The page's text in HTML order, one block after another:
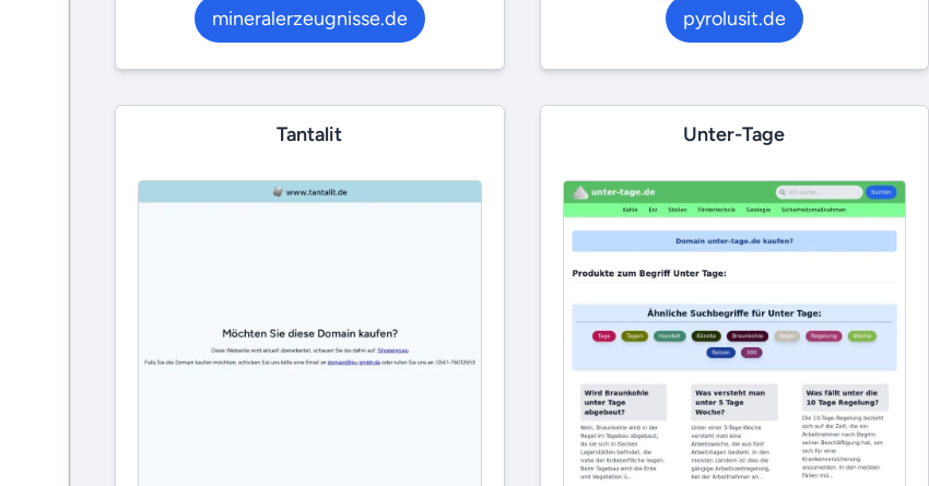
mineralerzeugnisse.de pyrolusit.de
Tantalit Unter-Tage